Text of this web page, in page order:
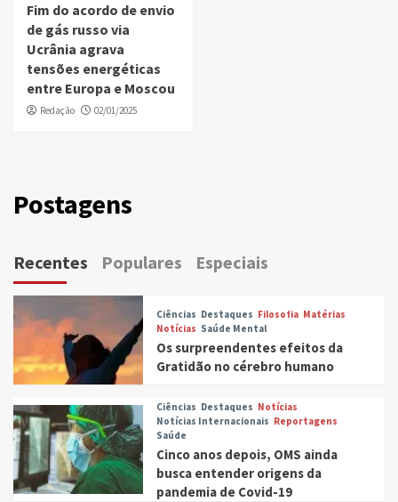
Fim do acordo de envio
de gás russo via
Ucrânia agrava
tensões energéticas
entre Europa e Moscou
Redação 02/01/2025
Postagens
Recentes Populares Especiais
Ciências Destaques Filosofia Matérias
Notícias Saúde Mental
Os surpreendentes efeitos da
Gratidão no cérebro humano
Ciências Destaques Notícias
Notícias Internacionais Reportagens
Saúde
Cinco anos depois, OMS ainda
busca entender origens da
pandemia de Covid-19